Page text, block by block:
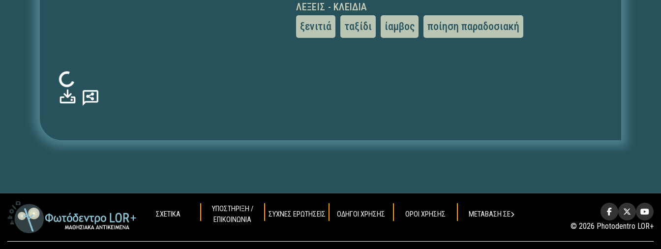
Φόρτωση...
ΛΈΞΕΙΣ - ΚΛΕΙΔΙΆ
ξενιτιά ταξίδι ίαμβος ποίηση παραδοσιακή
ΣΧΕΤΙΚΑ
ΥΠΟΣΤΗΡΙΞΗ /
ΕΠΙΚΟΙΝΩΝΙΑ
ΣΥΧΝΕΣ ΕΡΩΤΗΣΕΙΣ ΟΔΗΓΟΙ ΧΡΗΣΗΣ ΟΡΟΙ ΧΡΗΣΗΣ ΜΕΤΑΒΑΣΗ ΣΕ
© 2026 Photodentro LOR+